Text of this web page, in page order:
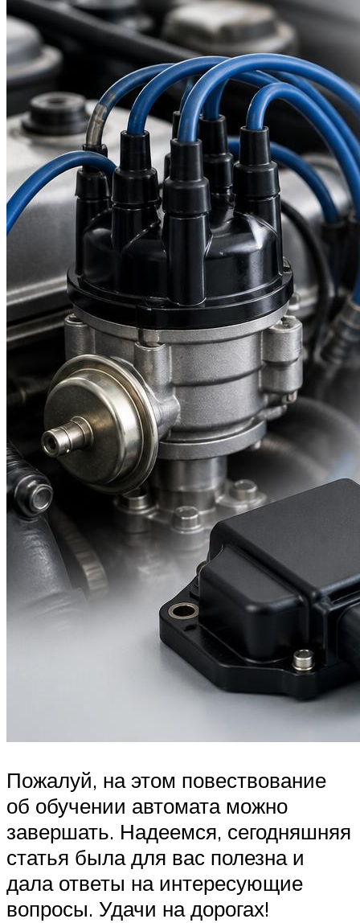
Пожалуй, на этом повествование
об обучении автомата можно
завершать. Надеемся, сегодняшняя
статья была для вас полезна и
дала ответы на интересующие
вопросы. Удачи на дорогах!